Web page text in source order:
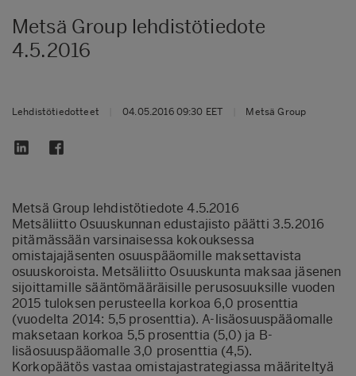
Metsä Group lehdistötiedote
4.5.2016
Lehdistötiedotteet 04.05.2016 09:30 EET Metsä Group
Metsä Group lehdistötiedote 4.5.2016
Metsäliitto Osuuskunnan edustajisto päätti 3.5.2016
pitämässään varsinaisessa kokouksessa
omistajajäsenten osuuspääomille maksettavista
osuuskoroista. Metsäliitto Osuuskunta maksaa jäsenen
sijoittamille sääntömääräisille perusosuuksille vuoden
2015 tuloksen perusteella korkoa 6,0 prosenttia
(vuodelta 2014: 5,5 prosenttia). A-lisäosuuspääomalle
maksetaan korkoa 5,5 prosenttia (5,0) ja B-
lisäosuuspääomalle 3,0 prosenttia (4,5).
Korkopäätös vastaa omistajastrategiassa määriteltyä